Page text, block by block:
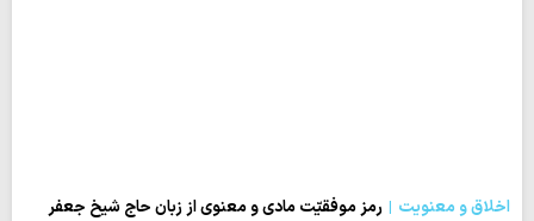
اخلاق و معنویت
رمز موفقیّت مادی و معنوی از زبان حاج شیخ جعفر